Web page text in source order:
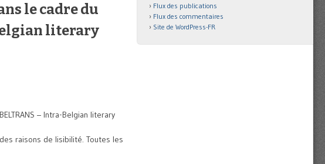
le cadre du
literary
– Intra-Belgian literary
raisons de lisibilité. Toutes les
Flux des publications
Flux des commentaires
Site de WordPress-FR